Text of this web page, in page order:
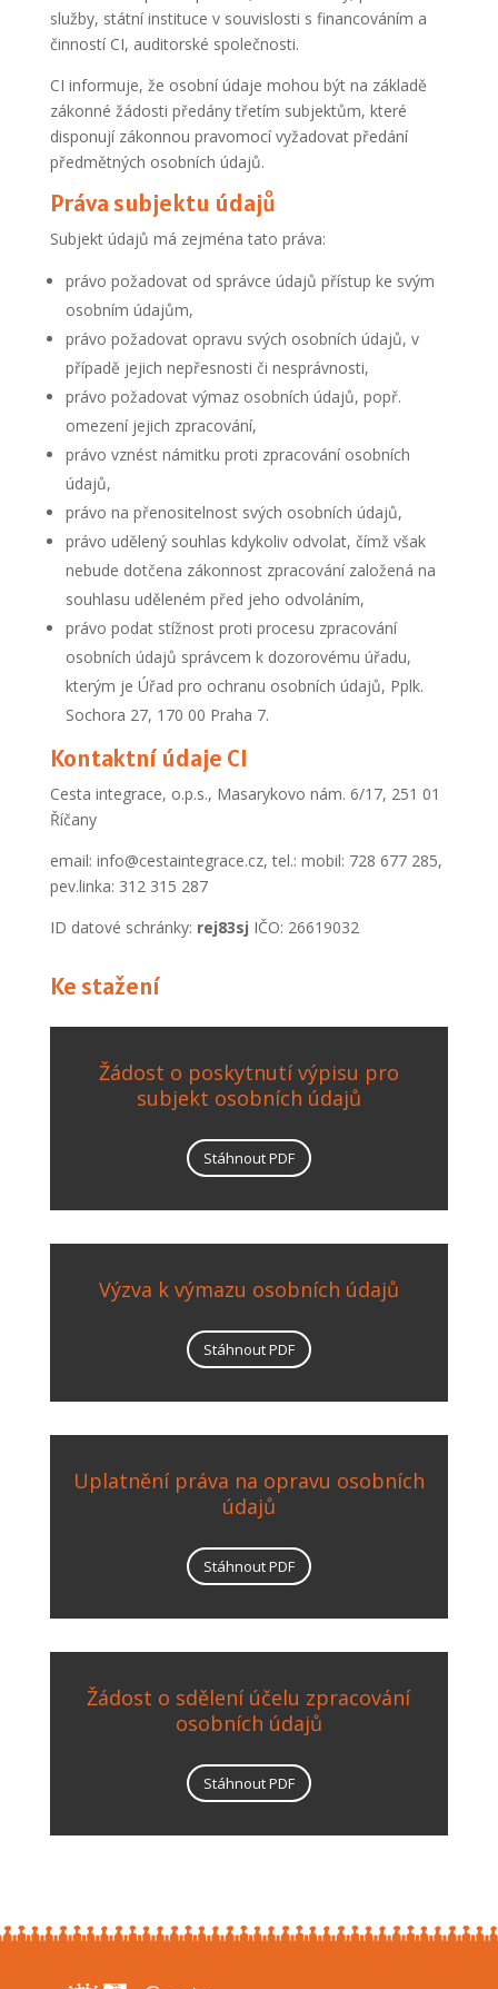
služby, státní instituce v souvislosti s financováním a
činností CI, auditorské společnosti.
CI informuje, že osobní údaje mohou být na základě
zákonné žádosti předány třetím subjektům, které
disponují zákonnou pravomocí vyžadovat předání
předmětných osobních údajů.
Práva subjektu údajů
Subjekt údajů má zejména tato práva:
právo požadovat od správce údajů přístup ke svým
osobním údajům,
právo požadovat opravu svých osobních údajů, v
případě jejich nepřesnosti či nesprávnosti,
právo požadovat výmaz osobních údajů, popř.
omezení jejich zpracování,
právo vznést námitku proti zpracování osobních
údajů,
právo na přenositelnost svých osobních údajů,
právo udělený souhlas kdykoliv odvolat, čímž však
nebude dotčena zákonnost zpracování založená na
souhlasu uděleném před jeho odvoláním,
právo podat stížnost proti procesu zpracování
osobních údajů správcem k dozorovému úřadu,
kterým je Úřad pro ochranu osobních údajů, Pplk.
Sochora 27, 170 00 Praha 7.
Kontaktní údaje CI
Cesta integrace, o.p.s., Masarykovo nám. 6/17, 251 01
Říčany
email: info@cestaintegrace.cz, tel.: mobil: 728 677 285,
pev.linka: 312 315 287
ID datové schránky: rej83sj IČO: 26619032
Ke stažení
Žádost o poskytnutí výpisu pro
subjekt osobních údajů
Stáhnout PDF
Výzva k výmazu osobních údajů
Stáhnout PDF
Uplatnění práva na opravu osobních
údajů
Stáhnout PDF
Žádost o sdělení účelu zpracování
osobních údajů
Stáhnout PDF